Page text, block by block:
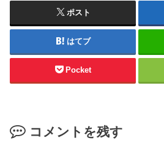
ポスト
はてブ
Pocket
コメントを残す